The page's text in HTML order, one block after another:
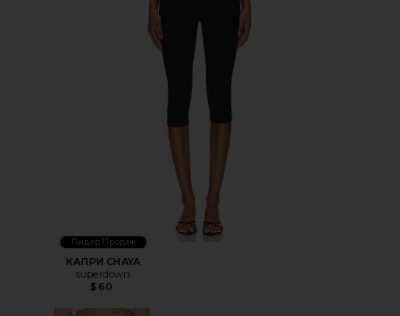
Лидер Продаж
КАПРИ CHAYA
superdown
$60